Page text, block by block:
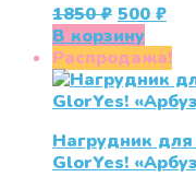
1850₽
цена
1850 ₽.
500 ₽
500
В корзину
Распродажа!
Нагрудник
GlorYes!